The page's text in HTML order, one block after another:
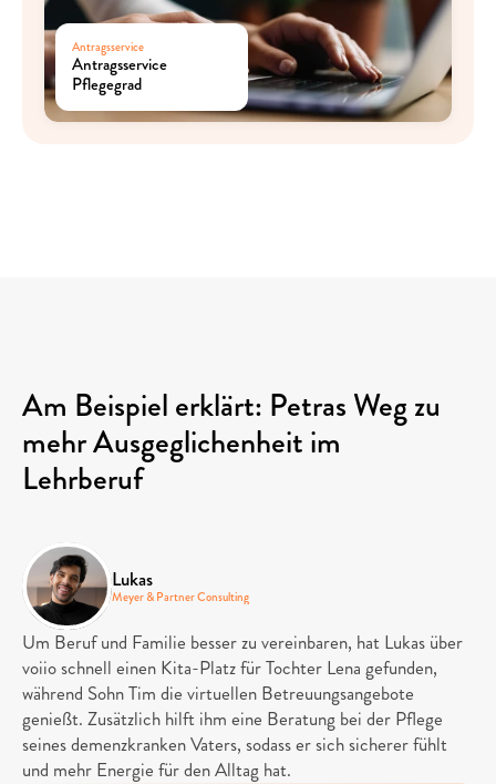
Antragsservice
Antragsservice
Pflegegrad
Am Beispiel erklärt: Petras Weg zu
mehr Ausgeglichenheit im
Lehrberuf
Lukas
Meyer & Partner Consulting
Um Beruf und Familie besser zu vereinbaren, hat Lukas über
voiio schnell einen Kita-Platz für Tochter Lena gefunden,
während Sohn Tim die virtuellen Betreuungsangebote
genießt. Zusätzlich hilft ihm eine Beratung bei der Pflege
seines demenzkranken Vaters, sodass er sich sicherer fühlt
und mehr Energie für den Alltag hat.